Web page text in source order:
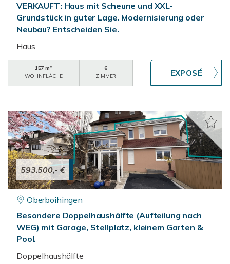
VERKAUFT: Haus mit Scheune und XXL-
Grundstück in guter Lage. Modernisierung oder
Neubau? Entscheiden Sie.
Haus
157 m²
WOHNFLÄCHE
6
ZIMMER
593.500,- €
Oberboihingen
Besondere Doppelhaushälfte (Aufteilung nach
WEG) mit Garage, Stellplatz, kleinem Garten &
Pool.
Doppelhaushälfte